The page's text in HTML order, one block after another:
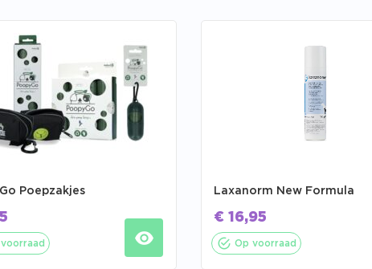
Poepzakjes Laxanorm New Formula
€16,95
Op voorraad